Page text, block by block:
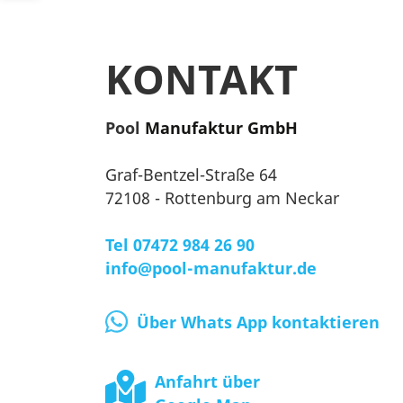
KONTAKT
Pool Manufaktur GmbH
Graf-Bentzel-Straße 64
72108 - Rottenburg am Neckar
Tel 07472 984 26 90
info@pool-manufaktur.de
Über Whats App kontaktieren
Anfahrt über